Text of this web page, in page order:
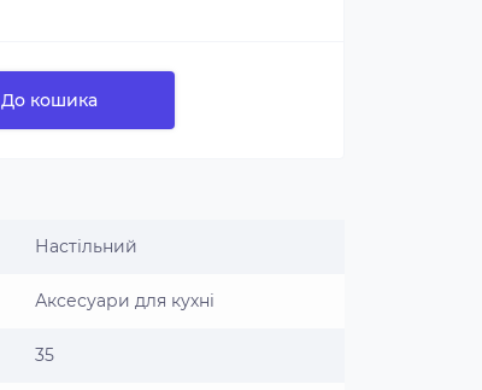
До кошика
Настільний
Аксесуари для кухні
35